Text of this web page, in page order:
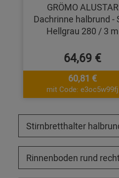
GRÖMO ALUSTAR
Dachrinne halbrund -
Hellgrau 280 / 3 m
64,69 €
60,81 €
mit Code: e3oc5w99fj
Stirnbretthalter
Rinnenboden rund